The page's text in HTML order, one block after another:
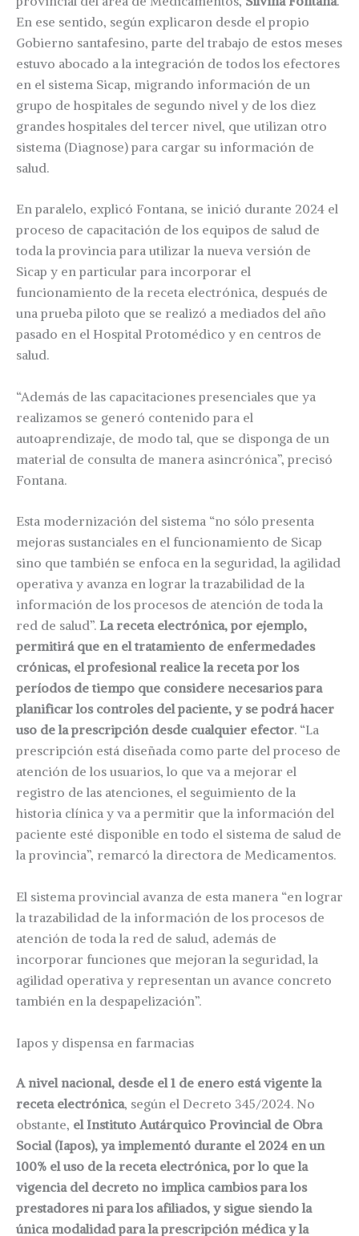
En ese sentido, según explicaron desde el propio
Gobierno santafesino, parte del trabajo de estos meses
estuvo abocado a la integración de todos los efectores
en el sistema Sicap, migrando información de un
grupo de hospitales de segundo nivel y de los diez
grandes hospitales del tercer nivel, que utilizan otro
sistema (Diagnose) para cargar su información de
salud.
En paralelo, explicó Fontana, se inició durante 2024 el
proceso de capacitación de los equipos de salud de
toda la provincia para utilizar la nueva versión de
Sicap y en particular para incorporar el
funcionamiento de la receta electrónica, después de
una prueba piloto que se realizó a mediados del año
pasado en el Hospital Protomédico y en centros de
salud.
“Además de las capacitaciones presenciales que ya
realizamos se generó contenido para el
autoaprendizaje, de modo tal, que se disponga de un
material de consulta de manera asincrónica”, precisó
Fontana.
Esta modernización del sistema “no sólo presenta
mejoras sustanciales en el funcionamiento de Sicap
sino que también se enfoca en la seguridad, la agilidad
operativa y avanza en lograr la trazabilidad de la
información de los procesos de atención de toda la
red de salud”. La receta electrónica, por ejemplo,
permitirá que en el tratamiento de enfermedades
crónicas, el profesional realice la receta por los
períodos de tiempo que considere necesarios para
planificar los controles del paciente, y se podrá hacer
uso de la prescripción desde cualquier efector. “La
prescripción está diseñada como parte del proceso de
atención de los usuarios, lo que va a mejorar el
registro de las atenciones, el seguimiento de la
historia clínica y va a permitir que la información del
paciente esté disponible en todo el sistema de salud de
la provincia”, remarcó la directora de Medicamentos.
El sistema provincial avanza de esta manera “en lograr
la trazabilidad de la información de los procesos de
atención de toda la red de salud, además de
incorporar funciones que mejoran la seguridad, la
agilidad operativa y representan un avance concreto
también en la despapelización”.
Iapos y dispensa en farmacias
A nivel nacional, desde el 1 de enero está vigente la
receta electrónica, según el Decreto 345/2024. No
obstante, el Instituto Autárquico Provincial de Obra
Social (Iapos), ya implementó durante el 2024 en un
100% el uso de la receta electrónica, por lo que la
vigencia del decreto no implica cambios para los
prestadores ni para los afiliados, y sigue siendo la
única modalidad para la prescripción médica y la